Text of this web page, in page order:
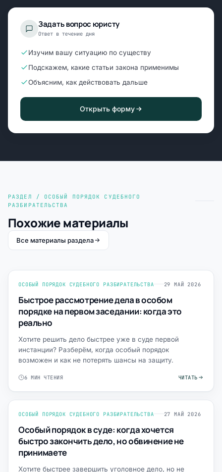
Задать вопрос юристу
Ответ в течение дня
Изучим вашу ситуацию по существу
Подскажем, какие статьи закона применимы
Объясним, как действовать дальше
Открыть форму
РАЗДЕЛ / ОСОБЫЙ ПОРЯДОК СУДЕБНОГО
РАЗБИРАТЕЛЬСТВА
Похожие материалы
Все материалы раздела
ОСОБЫЙ ПОРЯДОК СУДЕБНОГО РАЗБИРАТЕЛЬСТВА 29 МАЙ 2026
Быстрое рассмотрение дела в особом
порядке на первом заседании: когда это
реально
Хотите решить дело быстрее уже в суде первой
инстанции? Разберём, когда особый порядок
возможен и как не потерять шансы на защиту.
6 МИН ЧТЕНИЯ ЧИТАТЬ
ОСОБЫЙ ПОРЯДОК СУДЕБНОГО РАЗБИРАТЕЛЬСТВА 27 МАЙ 2026
Особый порядок в суде: когда хочется
быстро закончить дело, но обвинение не
принимаете
Хотите быстрее завершить уголовное дело, но не